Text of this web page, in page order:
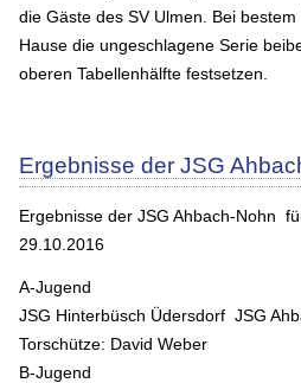
die Gäste des SV Ulmen. Bei
Hause die ungeschlagene Serie
oberen Tabellenhälfte festsetzen.
Ergebnisse der JSG
Ergebnisse der JSG Ahbach-Nohn
29.10.2016
A-Jugend
JSG Hinterbüsch Üdersdorf JSG
Torschütze: David Weber
B-Jugend